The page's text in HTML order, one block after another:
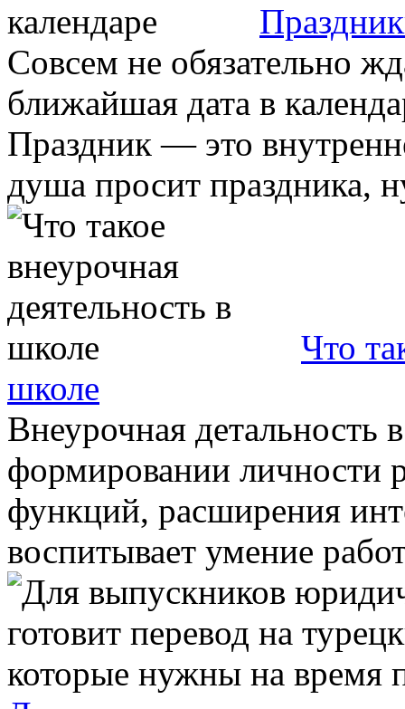
Совсем не обязательно
ближайшая дата в
Праздник — это
душа просит праздника,
Что
школе
Внеурочная детальность
формировании личности
функций, расширения
воспитывает умение